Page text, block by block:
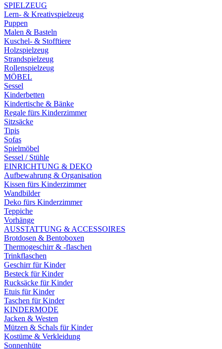
SPIELZEUG
Lern- & Kreativspielzeug
Puppen
Malen & Basteln
Kuschel- & Stofftiere
Holzspielzeug
Strandspielzeug
Rollenspielzeug
MÖBEL
Sessel
Kinderbetten
Kindertische & Bänke
Regale fürs Kinderzimmer
Sitzsäcke
Tipis
Sofas
Spielmöbel
Sessel / Stühle
EINRICHTUNG & DEKO
Aufbewahrung & Organisation
Kissen fürs Kinderzimmer
Wandbilder
Deko fürs Kinderzimmer
Teppiche
Vorhänge
AUSSTATTUNG & ACCESSOIRES
Brotdosen & Bentoboxen
Thermogeschirr & -flaschen
Trinkflaschen
Geschirr für Kinder
Besteck für Kinder
Rucksäcke für Kinder
Etuis für Kinder
Taschen für Kinder
KINDERMODE
Jacken & Westen
Mützen & Schals für Kinder
Kostüme & Verkleidung
Sonnenhüte